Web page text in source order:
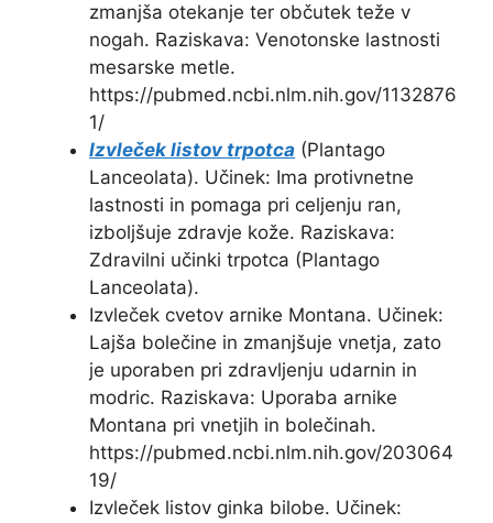
zmanjša otekanje ter občutek teže v
nogah. Raziskava: Venotonske lastnosti
mesarske metle.
https://pubmed.ncbi.nlm.nih.gov/1132876
1/
Izvleček listov trpotca (Plantago
Lanceolata). Učinek: Ima protivnetne
lastnosti in pomaga pri celjenju ran,
izboljšuje zdravje kože. Raziskava:
Zdravilni učinki trpotca (Plantago
Lanceolata).
Izvleček cvetov arnike Montana. Učinek:
Lajša bolečine in zmanjšuje vnetja, zato
je uporaben pri zdravljenju udarnin in
modric. Raziskava: Uporaba arnike
Montana pri vnetjih in bolečinah.
https://pubmed.ncbi.nlm.nih.gov/203064
19/
Izvleček listov ginka bilobe. Učinek: